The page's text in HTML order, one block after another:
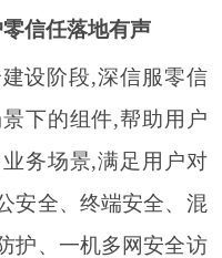
信任落地有声
设阶段,深信服零信
下的组件,帮助用户
务场景,满足用户对
安全、终端安全、混
护、一机多网安全访